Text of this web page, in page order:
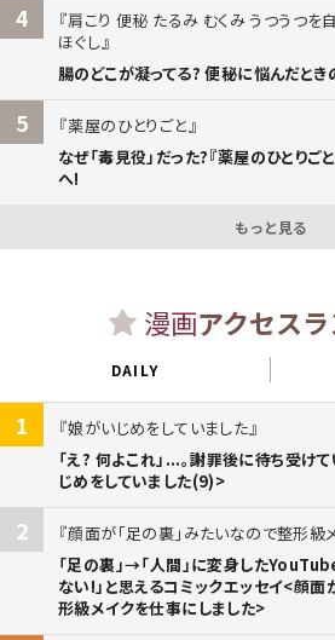
4
肩こり 便秘 たるみ むくみ うつうつを
ほぐし
腸のどこが凝ってる? 便秘に悩んだとき
5
薬屋のひとりごと
なぜ「毒見役」だった?『薬屋のひとりご
へ!
もっと見る
漫画アクセス
DAILY
1
娘がいじめをしていました
「え? 何よこれ」...。謝罪後に待ち受け
じめをしていました(9)>
2
顔面が「足の裏」みたいなので整形級
「足の裏」→「人間」に変身した
ない!」と思えるコミックエッセイ<顔面
形級メイクを仕事にしました>